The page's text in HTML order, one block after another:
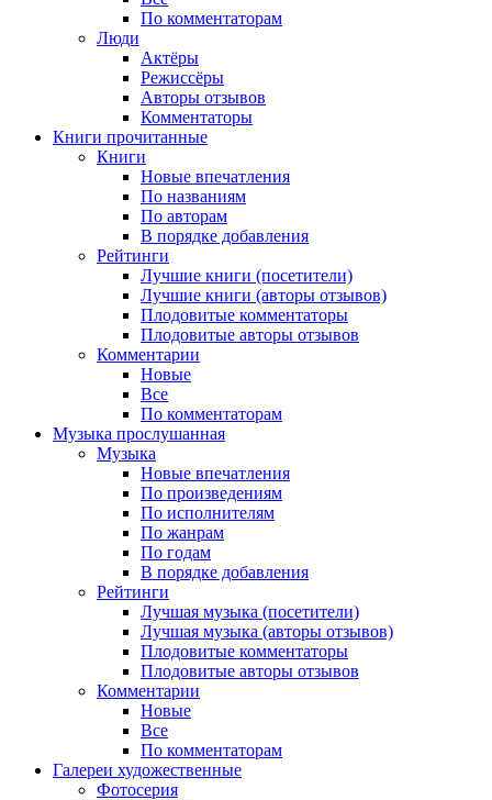
По комментаторам
Люди
Актёры
Режиссёры
Авторы отзывов
Комментаторы
Книги прочитанные
Книги
Новые впечатления
По названиям
По авторам
В порядке добавления
Рейтинги
Лучшие книги (посетители)
Лучшие книги (авторы отзывов)
Плодовитые комментаторы
Плодовитые авторы отзывов
Комментарии
Новые
Все
По комментаторам
Музыка прослушанная
Музыка
Новые впечатления
По произведениям
По исполнителям
По жанрам
По годам
В порядке добавления
Рейтинги
Лучшая музыка (посетители)
Лучшая музыка (авторы отзывов)
Плодовитые комментаторы
Плодовитые авторы отзывов
Комментарии
Новые
Все
По комментаторам
Галереи художественные
Фотосерия